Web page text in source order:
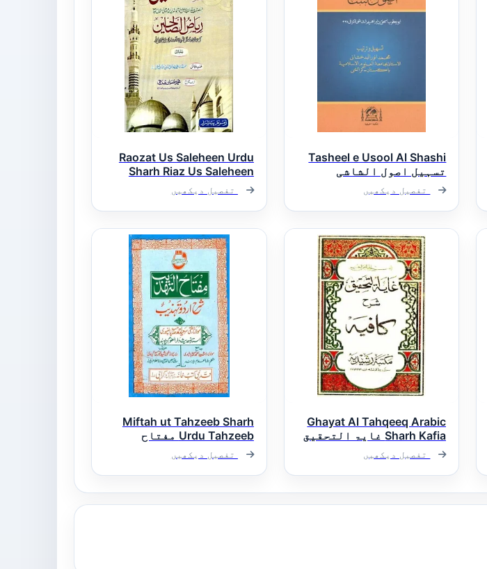
Tasheel e Usool Al Shashi
تسہیل اصول الشاشی
تفصیل دیکھیں
Raozat Us Saleheen Urdu
Sharh Riaz Us Saleheen
روضۃ الصالحین اردو شرح
ریاض الصالحین
تفصیل دیکھیں
Ghayat Al Tahqeeq Arabic
Sharh Kafia غایۃ التحقیق
عربی شرح کافیہ
تفصیل دیکھیں
Miftah ut Tahzeeb Sharh
Urdu Tahzeeb مفتاح
التہذیب شرح اردو تھذیب
تفصیل دیکھیں